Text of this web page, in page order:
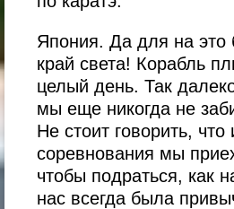
Япония. Да для на это
край света! Корабль
целый день. Так
мы еще никогда не
Не стоит говорить, что
соревнования мы
чтобы подраться, как
нас всегда была